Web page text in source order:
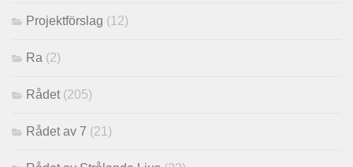
Projektförslag (12)
Ra (2)
Rådet (205)
Rådet av 7 (21)